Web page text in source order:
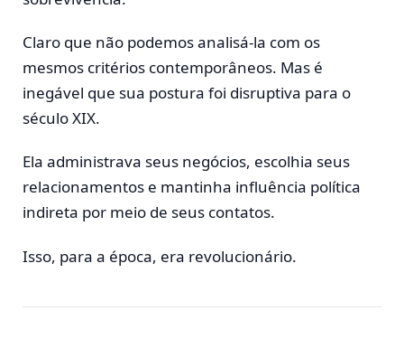
Claro que não podemos analisá-la com os
mesmos critérios contemporâneos. Mas é
inegável que sua postura foi disruptiva para o
século XIX.
Ela administrava seus negócios, escolhia seus
relacionamentos e mantinha influência política
indireta por meio de seus contatos.
Isso, para a época, era revolucionário.